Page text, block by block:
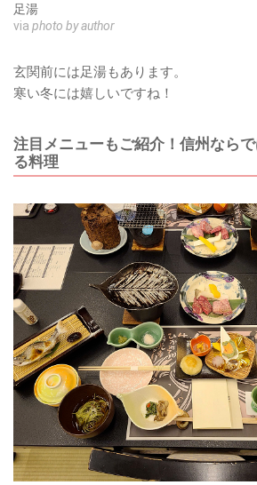
足湯
via photo by author
玄関前には足湯もあります。
寒い冬には嬉しいですね！
注目メニューもご紹介！信州なら
る料理